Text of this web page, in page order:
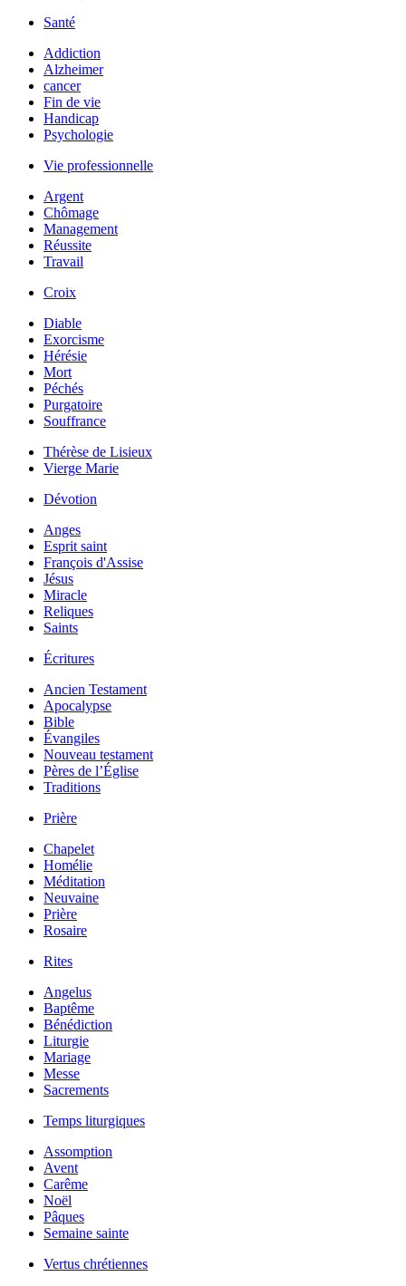
Santé
Addiction
Alzheimer
cancer
Fin de vie
Handicap
Psychologie
Vie professionnelle
Argent
Chômage
Management
Réussite
Travail
Croix
Diable
Exorcisme
Hérésie
Mort
Péchés
Purgatoire
Souffrance
Thérèse de Lisieux
Vierge Marie
Dévotion
Anges
Esprit saint
François d'Assise
Jésus
Miracle
Reliques
Saints
Écritures
Ancien Testament
Apocalypse
Bible
Évangiles
Nouveau testament
Pères de l’Église
Traditions
Prière
Chapelet
Homélie
Méditation
Neuvaine
Prière
Rosaire
Rites
Angelus
Baptême
Bénédiction
Liturgie
Mariage
Messe
Sacrements
Temps liturgiques
Assomption
Avent
Carême
Noël
Pâques
Semaine sainte
Vertus chrétiennes